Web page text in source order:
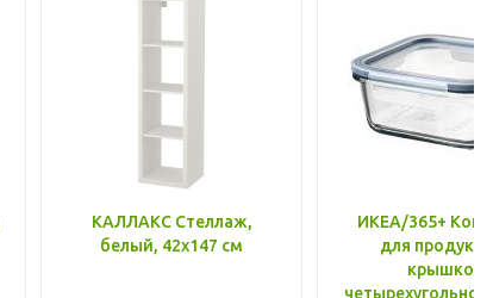
КАЛЛАКС Стеллаж,
белый, 42x147 см
ИКЕА/365+
для
крышкой,